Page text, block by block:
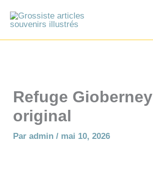
Refuge Gioberney
original
Paradmin/ mai 10, 2026